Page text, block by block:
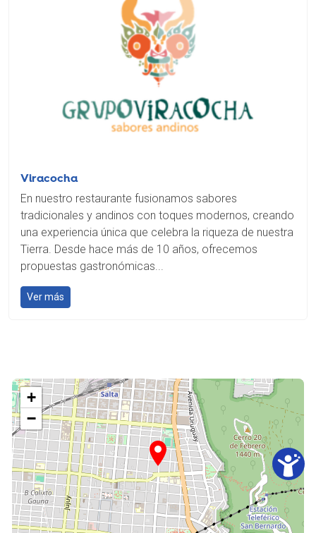
Viracocha
En nuestro restaurante fusionamos sabores
tradicionales y andinos con toques modernos, creando
una experiencia única que celebra la riqueza de nuestra
Tierra. Desde hace más de 10 años, ofrecemos
propuestas gastronómicas...
Ver más
+
−